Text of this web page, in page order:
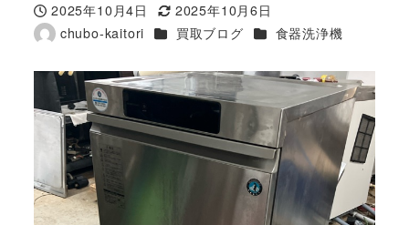
投稿日
2025年10月4日
更新日
2025年10月6日
著
chubo-kaitori カテゴリー
買取ブログ カテゴリー
食器洗浄機